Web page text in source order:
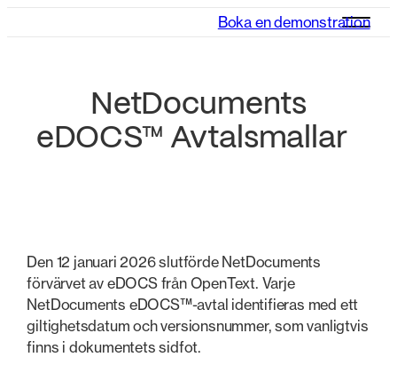
Boka en demonstration
NetDocuments
eDOCS™ Avtalsmallar
Den 12 januari 2026 slutförde NetDocuments
förvärvet av eDOCS från OpenText. Varje
NetDocuments eDOCS™-avtal identifieras med ett
giltighetsdatum och versionsnummer, som vanligtvis
finns i dokumentets sidfot.